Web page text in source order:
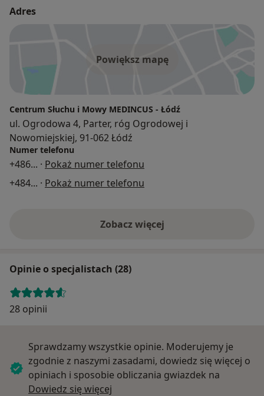
Adres
Powiększ mapę
Centrum Słuchu i Mowy MEDINCUS - Łódź
ul. Ogrodowa 4, Parter, róg Ogrodowej i
Nowomiejskiej, 91-062 Łódź
Numer telefonu
+486... · Pokaż numer telefonu
+484... · Pokaż numer telefonu
Zobacz więcej
Opinie o specjalistach (28)
28 opinii
Sprawdzamy wszystkie opinie. Moderujemy je
zgodnie z naszymi zasadami, dowiedz się więcej o
opiniach i sposobie obliczania gwiazdek na
Dowiedz się więcej